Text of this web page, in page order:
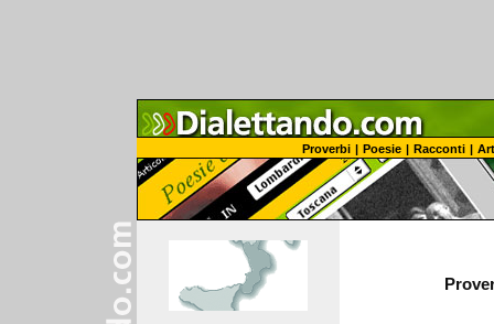
Proverbi | Poesie | Racconti |